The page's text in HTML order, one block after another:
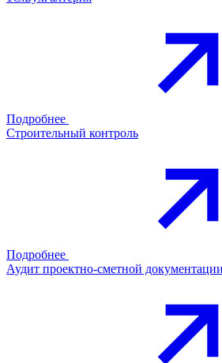
Подробнее
Строительный контроль
Подробнее
Аудит проектно-сметной документации